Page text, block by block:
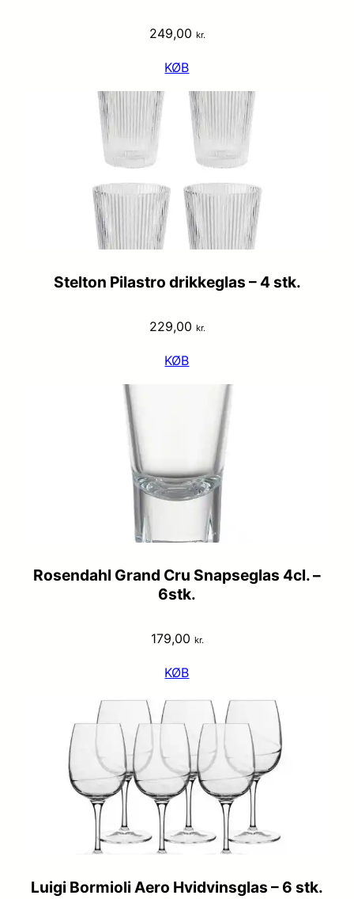
249,00 kr.
KØB
Stelton Pilastro drikkeglas – 4 stk.
229,00 kr.
KØB
Rosendahl Grand Cru Snapseglas 4cl. –
6stk.
179,00 kr.
KØB
Luigi Bormioli Aero Hvidvinsglas – 6 stk.